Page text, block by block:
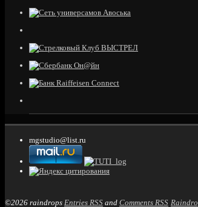
mgstudio@list.ru
©2026 raindrops Entries RSS and Comments RSS